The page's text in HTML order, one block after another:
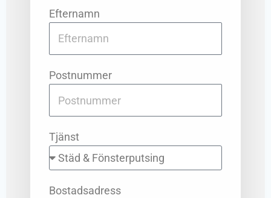
Efternamn
Postnummer
Tjänst
Bostadsadress